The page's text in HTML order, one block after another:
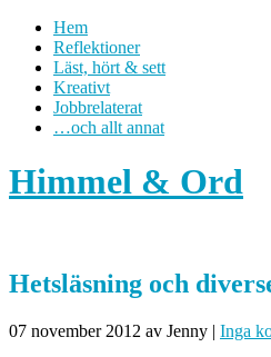
Hem
Reflektioner
Läst, hört & sett
Kreativt
Jobbrelaterat
…och allt annat
Himmel & Ord
Hetsläsning och
07 november 2012 av Jenny | Inga